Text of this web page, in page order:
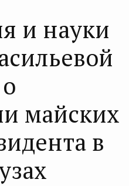
и науки
майских
в